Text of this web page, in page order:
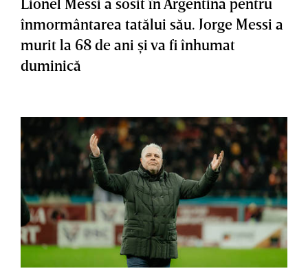
înmormântarea tatălui său. Jorge Messi a
murit la 68 de ani şi va fi înhumat
duminică